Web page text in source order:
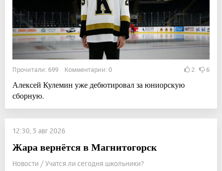
Прочитали: 699 Комментарии: 0 2 6
Алексей Кулемин уже дебютировал за юниорскую
сборную.
12:30, 5 авг 2026
Жара вернётся в Магнитогорск
Новости / Учатся ли сегодня школьники?